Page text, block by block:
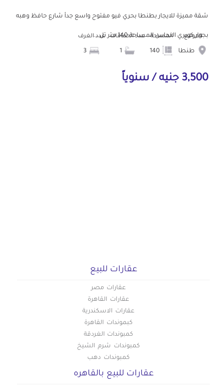
شقة مميزة للايجار بطنطا بحري فيو مفتوح واسع جدأ شارع حافظ وهبه
بجوار كوبري النحاس المساحة 140 متر تل...
الموقع
طنطا
المساحة عدد الحمامات عدد الغرف
3,500 جنيه / سنوياً
عقارات للبيع
عقارات مصر
عقارات القاهرة
عقارات الاسكندرية
كبموندات القاهرة
كمبوندات الغردقة
كمبوندات شرم الشيخ
كمبوندات دهب
عقارات للبيع بالقاهره